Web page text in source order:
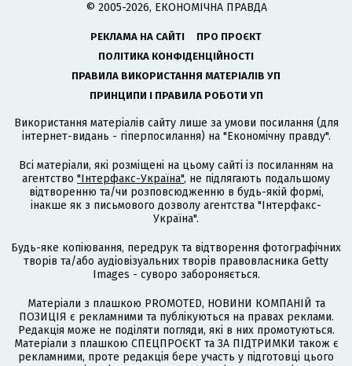
© 2005-2026, ЕКОНОМІЧНА ПРАВДА
РЕКЛАМА НА САЙТІ
ПРО ПРОЄКТ
ПОЛІТИКА КОНФІДЕНЦІЙНОСТІ
ПРАВИЛА ВИКОРИСТАННЯ МАТЕРІАЛІВ УП
ПРИНЦИПИ І ПРАВИЛА РОБОТИ УП
Використання матеріалів сайту лише за умови посилання (для
інтернет-видань - гіперпосилання) на "Економічну правду".
Всі матеріали, які розміщені на цьому сайті із посиланням на
агентство "Інтерфакс-Україна", не підлягають подальшому
відтворенню та/чи розповсюдженню в будь-якій формі,
інакше як з письмового дозволу агентства "Інтерфакс-
Україна".
Будь-яке копіювання, передрук та відтворення фотографічних
творів та/або аудіовізуальних творів правовласника Getty
Images - суворо забороняється.
Матеріали з плашкою PROMOTED, НОВИНИ КОМПАНІЙ та
ПОЗИЦІЯ є рекламними та публікуються на правах реклами.
Редакція може не поділяти погляди, які в них промотуються.
Матеріали з плашкою СПЕЦПРОЄКТ та ЗА ПІДТРИМКИ також є
рекламними, проте редакція бере участь у підготовці цього